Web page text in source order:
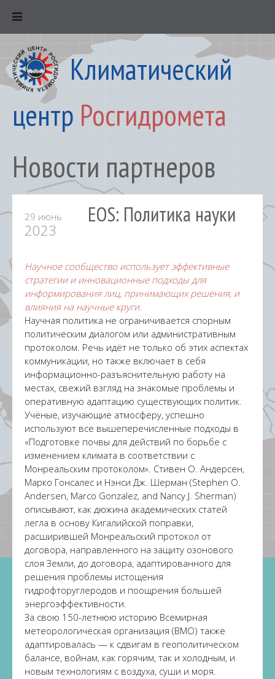
Климатический
центр Росгидромета
Новости партнеров
29 июнь
2023
EOS: Политика науки
Научное сообщество использует эффективные
стратегии и инновационные подходы для
информирования лиц, принимающих решения, и
влияния на научные круги.
Научная политика не ограничивается спорным
политическим диалогом или административным
протоколом. Речь идёт не только об этих аспектах
коммуникации, но также включает в себя
информационно-разъяснительную работу на
местах, свежий взгляд на знакомые проблемы и
оперативную адаптацию существующих политик.
Учёные, изучающие атмосферу, успешно
используют все вышеперечисленные подходы в
«Подготовке почвы для действий по борьбе с
изменением климата в соответствии с
Монреальским протоколом». Стивен О. Андерсен,
Марко Гонсалес и Нэнси Дж. Шерман (Stephen O.
Andersen, Marco Gonzalez, and Nancy J. Sherman)
описывают, как дюжина академических статей
легла в основу Кигалийской поправки,
расширившей Монреальский протокол от
договора, направленного на защиту озонового
слоя Земли, до договора, адаптированного для
решения проблемы истощения
гидрофторуглеродов и поощрения большей
энергоэффективности.
За свою 150-летнюю историю Всемирная
метеорологическая организация (ВМО) также
адаптировалась — к сдвигам в геополитическом
балансе, войнам, как горячим, так и холодным, и
новым технологиям с воздуха, суши и моря.